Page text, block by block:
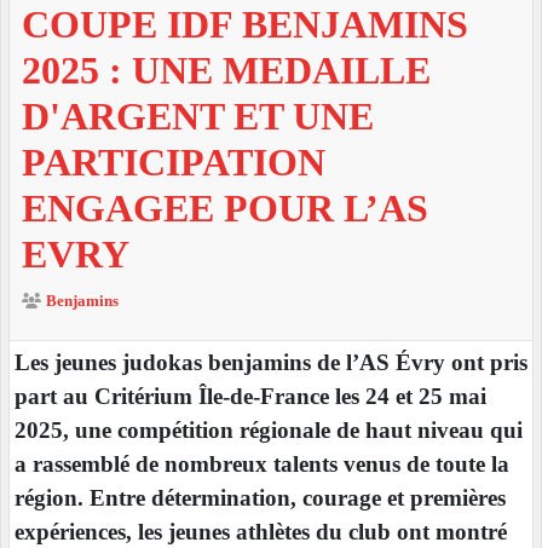
COUPE IDF BENJAMINS
2025 : UNE MEDAILLE
D'ARGENT ET UNE
PARTICIPATION
ENGAGEE POUR L’AS
EVRY
Benjamins
Les jeunes judokas benjamins de l’AS Évry ont pris
part au Critérium Île-de-France les 24 et 25 mai
2025, une compétition régionale de haut niveau qui
a rassemblé de nombreux talents venus de toute la
région. Entre détermination, courage et premières
expériences, les jeunes athlètes du club ont montré